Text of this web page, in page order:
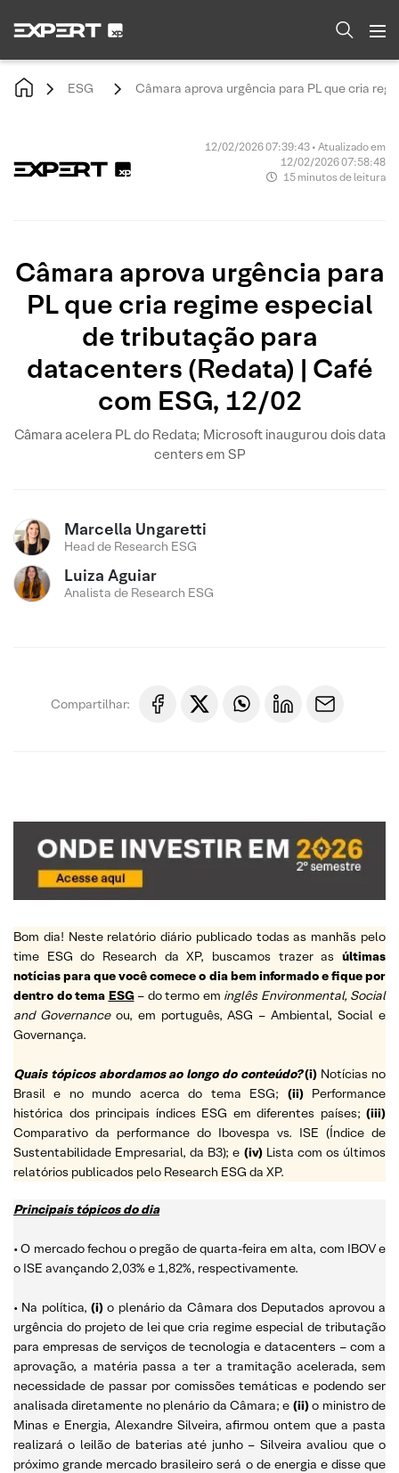
ESG Câmara aprova urgência para PL que cria
12/02/2026 07:39:43 • Atualizado em
12/02/2026 07:58:48
15 minutos de leitura
Câmara aprova urgência para
PL que cria regime especial
de tributação para
datacenters (Redata) | Café
com ESG, 12/02
Câmara acelera PL do Redata; Microsoft inaugurou dois data
centers em SP
Marcella Ungaretti
Head de Research ESG
Luiza Aguiar
Analista de Research ESG
Compartilhar:
Bom dia! Neste relatório diário publicado todas as manhãs pelo
time ESG do Research da XP, buscamos trazer as últimas
notícias para que você comece o dia bem informado e fique por
dentro do tema ESG – do termo em inglês Environmental, Social
and Governance ou, em português, ASG – Ambiental, Social e
Governança.
Quais tópicos abordamos ao longo do conteúdo? (i) Notícias no
Brasil e no mundo acerca do tema ESG; (ii)Performance
histórica dos principais índices ESG em diferentes países; (iii)
Comparativo da performance do Ibovespa vs. ISE (Índice de
Sustentabilidade Empresarial, da B3); e (iv)Lista com os últimos
relatórios publicados pelo Research ESG da XP.
Principais tópicos do dia
• O mercado fechou o pregão de quarta-feira em alta, com IBOV e
o ISE avançando 2,03% e 1,82%, respectivamente.
• Na política,(i) o plenário da Câmara dos Deputados aprovou a
urgência do projeto de lei que cria regime especial de tributação
para empresas de serviços de tecnologia e datacenters – com a
aprovação, a matéria passa a ter a tramitação acelerada, sem
necessidade de passar por comissões temáticas e podendo ser
analisada diretamente no plenário da Câmara; e (ii)o ministro de
Minas e Energia, Alexandre Silveira, afirmou ontem que a pasta
realizará o leilão de baterias até junho – Silveira avaliou que o
próximo grande mercado brasileiro será o de energia e disse que